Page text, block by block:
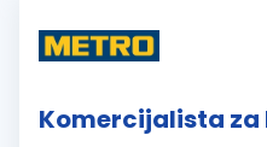
Komercijalista za